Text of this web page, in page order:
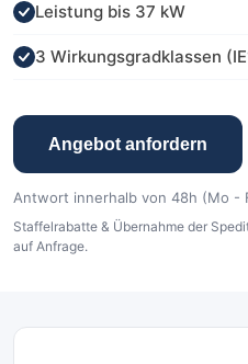
Leistung bis 37 kW
3 Wirkungsgradklassen
Angebot anfordern
Antwort innerhalb von 48h (Mo -
Staffelrabatte & Übernahme der
auf Anfrage.